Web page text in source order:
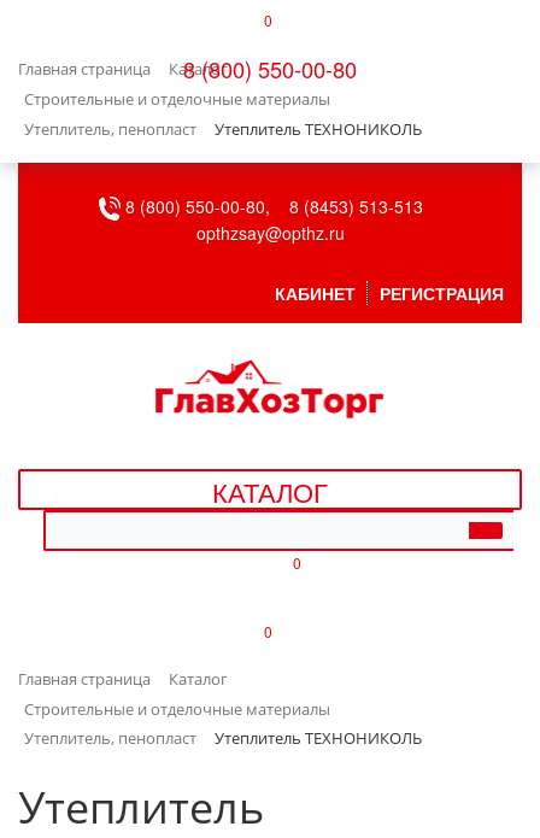
0
8 (800) 550-00-80
Главная страница
Каталог
Строительные и отделочные материалы
Утеплитель, пенопласт
Утеплитель ТЕХНОНИКОЛЬ
БЫТОВАЯ ТЕХНИКА
ВЕНТИЛЯЦИЯ
ДАЧА, САД И ОГОРОД
ДЕТСКИЕ ТОВАРЫ
ИНТЕРЬЕР
КЛИМАТИЧЕСКАЯ ТЕХНИКА
8 (800) 550-00-80,
8 (8453) 513-513
opthzsay@opthz.ru
КАБИНЕТ РЕГИСТРАЦИЯ
КАТАЛОГ
0
0
Главная страница
Каталог
Строительные и отделочные материалы
Утеплитель, пенопласт
Утеплитель ТЕХНОНИКОЛЬ
Утеплитель